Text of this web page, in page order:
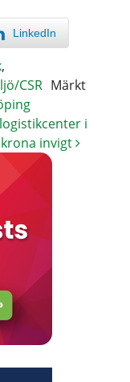
LinkedIn
,
CSR Märkt
i
invigt